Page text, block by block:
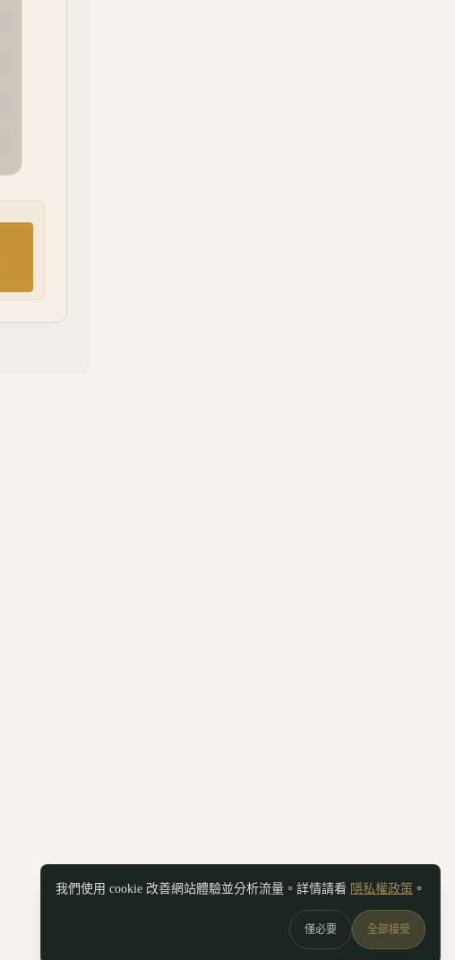
我們使用 cookie 改善網站體驗並分析流量。詳情請看 隱私權政策 。
僅必要 全部接受